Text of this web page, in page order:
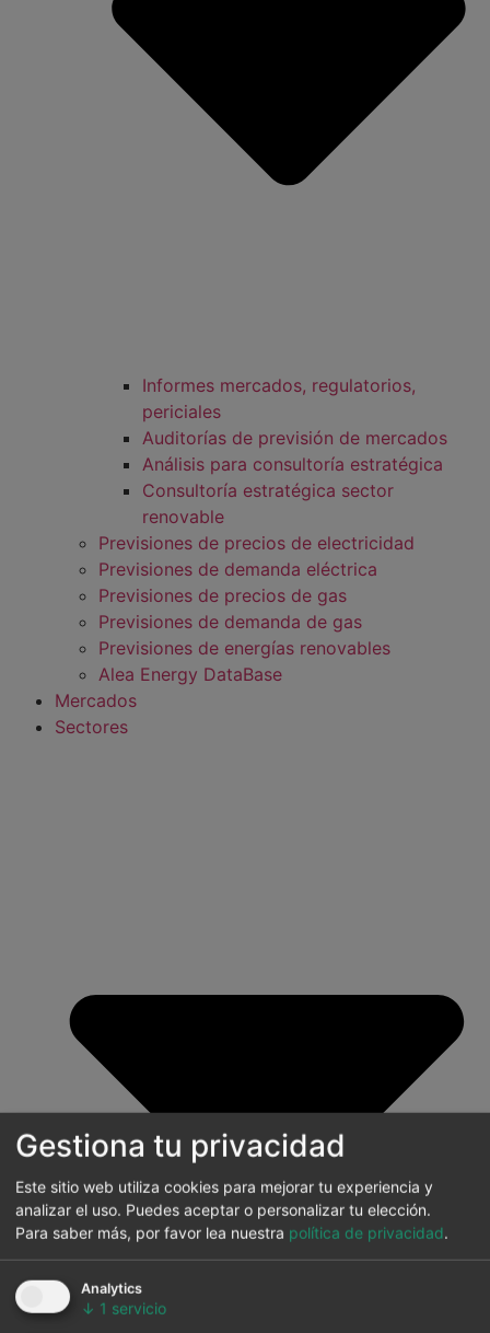
Informes mercados, regulatorios,
periciales
Auditorías de previsión de mercados
Análisis para consultoría estratégica
Consultoría estratégica sector
renovable
Previsiones de precios de electricidad
Previsiones de demanda eléctrica
Previsiones de precios de gas
Previsiones de demanda de gas
Previsiones de energías renovables
Alea Energy DataBase
Mercados
Sectores
Gestiona tu privacidad
Este sitio web utiliza cookies para mejorar tu experiencia y
analizar el uso. Puedes aceptar o personalizar tu elección.
Para saber más, por favor lea nuestra política de privacidad.
Analytics
↓ 1 servicio